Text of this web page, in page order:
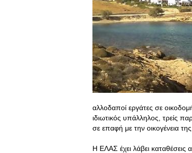
αλλοδαποί εργάτες σε
ιδιωτικός υπάλληλος, τρείς
σε επαφή με την οικογένεια
Η ΕΛΑΣ έχει λάβει καταθέσεις